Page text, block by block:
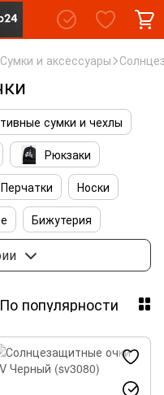
Сумки и аксессуары
сумки и чехлы
Рюкзаки
Перчатки
Носки
Бижутерия
очки
По популярности